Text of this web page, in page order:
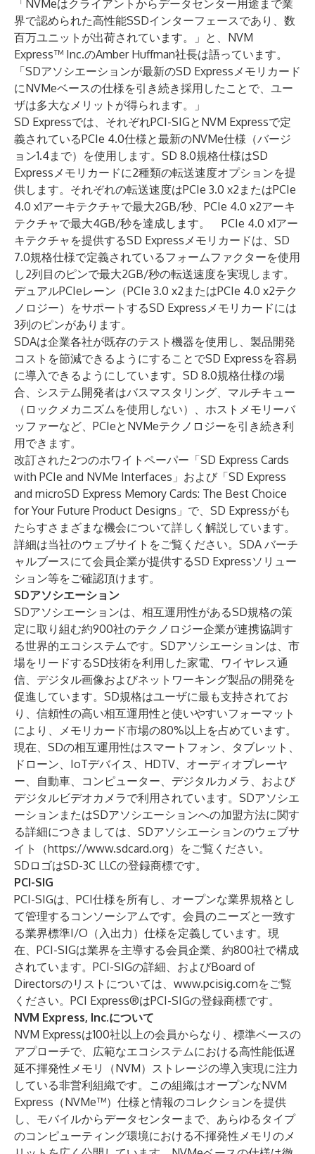
「NVMeはクライアントからデータセンター用途まで業
界で認められた高性能SSDインターフェースであり、数
百万ユニットが出荷されています。」と、NVM
Express™ Inc.のAmber Huffman社長は語っています。
「SDアソシエーションが最新のSD Expressメモリカード
にNVMeベースの仕様を引き続き採用したことで、ユー
ザは多大なメリットが得られます。」
SD Expressでは、それぞれPCI-SIGとNVM Expressで定
義されているPCIe 4.0仕様と最新のNVMe仕様（バージ
ョン1.4まで）を使用します。SD 8.0規格仕様はSD
Expressメモリカードに2種類の転送速度オプションを提
供します。それぞれの転送速度はPCIe 3.0 x2またはPCIe
4.0 x1アーキテクチャで最大2GB/秒、PCIe 4.0 x2アーキ
テクチャで最大4GB/秒を達成します。 PCIe 4.0 x1アー
キテクチャを提供するSD Expressメモリカードは、SD
7.0規格仕様で定義されているフォームファクターを使用
し2列目のピンで最大2GB/秒の転送速度を実現します。
デュアルPCIeレーン（PCIe 3.0 x2またはPCIe 4.0 x2テク
ノロジー）をサポートするSD Expressメモリカードには
3列のピンがあります。
SDAは企業各社が既存のテスト機器を使用し、製品開発
コストを節減できるようにすることでSD Expressを容易
に導入できるようにしています。SD 8.0規格仕様の場
合、システム開発者はバスマスタリング、マルチキュー
（ロックメカニズムを使用しない）、ホストメモリーバ
ッファーなど、PCIeとNVMeテクノロジーを引き続き利
用できます。
改訂された2つのホワイトペーパー「SD Express Cards
with PCIe and NVMe Interfaces 」および「SD Express
and microSD Express Memory Cards: The Best Choice
for Your Future Product Designs 」で、SD Expressがも
たらすさまざまな機会について詳しく解説しています。
詳細は当社のウェブサイト をご覧ください。 SDA バーチ
ャルブースにて会員企業が提供するSD Expressソリュー
ション等をご確認頂けます。
SDアソシエーション
SDアソシエーションは、相互運用性があるSD規格の策
定に取り組む約900社のテクノロジー企業が連携協調す
る世界的エコシステムです。SDアソシエーションは、市
場をリードするSD技術を利用した家電、ワイヤレス通
信、デジタル画像およびネットワーキング製品の開発を
促進しています。SD規格はユーザに最も支持されてお
り、信頼性の高い相互運用性と使いやすいフォーマット
により、メモリカード市場の80%以上を占めています。
現在、SDの相互運用性はスマートフォン、タブレット、
ドローン、IoTデバイス、HDTV、オーディオプレーヤ
ー、自動車、コンピューター、デジタルカメラ、および
デジタルビデオカメラで利用されています。SDアソシエ
ーションまたはSDアソシエーションへの加盟方法に関す
る詳細につきましては、SDアソシエーションのウェブサ
イト（https://www.sdcard.org）をご覧ください。
SDロゴはSD-3C LLCの登録商標です。
PCI-SIG
PCI-SIGは、PCI仕様を所有し、オープンな業界規格とし
て管理するコンソーシアムです。会員のニーズと一致す
る業界標準I/O（入出力）仕様を定義しています。現
在、PCI-SIGは業界を主導する会員企業、約800社で構成
されています。PCI-SIGの詳細、およびBoard of
Directorsのリストについては、 www.pcisig.comをご覧
ください。PCI Express®はPCI-SIGの登録商標です。
NVM Express, Inc.について
NVM Expressは100社以上の会員からなり、標準ベースの
アプローチで、広範なエコシステムにおける高性能低遅
延不揮発性メモリ（NVM）ストレージの導入実現に注力
している非営利組織です。この組織はオープンなNVM
Express（NVMe™）仕様と情報のコレクションを提供
し、モバイルからデータセンターまで、あらゆるタイプ
のコンピューティング環境における不揮発性メモリのメ